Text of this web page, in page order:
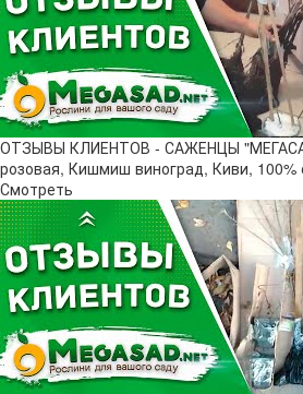
ОТЗЫВЫ КЛИЕНТОВ - САЖЕНЦЫ
розовая, Кишмиш виноград, Киви, 100%
Смотреть